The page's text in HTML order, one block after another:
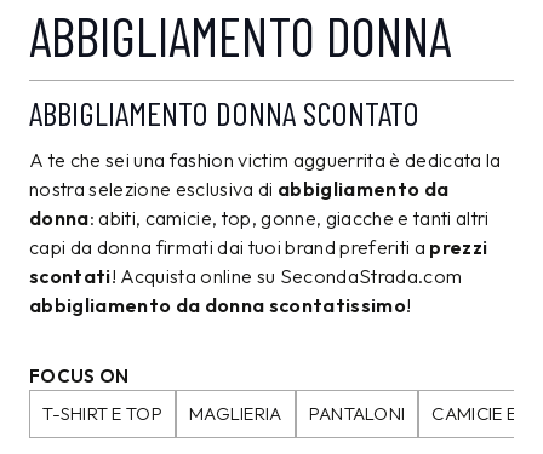
ABBIGLIAMENTO DONNA
ABBIGLIAMENTO DONNA SCONTATO
A te che sei una fashion victim agguerrita è dedicata la
nostra selezione esclusiva di abbigliamento da
donna: abiti, camicie, top, gonne, giacche e tanti altri
capi da donna firmati dai tuoi brand preferiti a prezzi
scontati! Acquista online su SecondaStrada.com
abbigliamento da donna scontatissimo!
FOCUS ON
T-SHIRT E TOP
MAGLIERIA PANTALONI CAMICIE E